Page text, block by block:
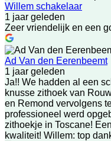
Willem schakelaar
1 jaar geleden
Zeer vriendelijk en een
Ad Van den Eerenbeemt
1 jaar geleden
Ja!! We hadden al een
knusse zithoek van
en Remond vervolgens
professioneel werd
zithoekje in Toscane!
kwaliteit! Willem: top